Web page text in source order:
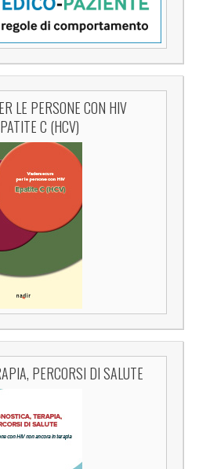
LE PERSONE CON HIV
C (HCV)
PERCORSI DI SALUTE